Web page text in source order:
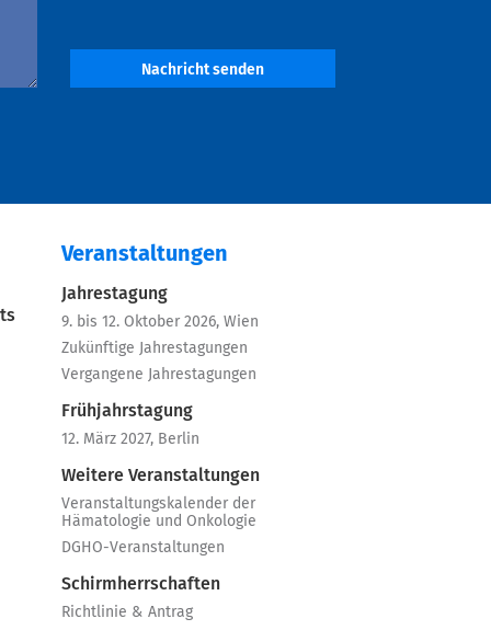
Nachricht senden
Veranstaltungen
Jahrestagung
9. bis 12. Oktober 2026, Wien
Zukünftige Jahrestagungen
Vergangene Jahrestagungen
Frühjahrstagung
12. März 2027, Berlin
Weitere Veranstaltungen
Veranstaltungskalender der
Hämatologie und Onkologie
DGHO-Veranstaltungen
Schirmherrschaften
Richtlinie & Antrag